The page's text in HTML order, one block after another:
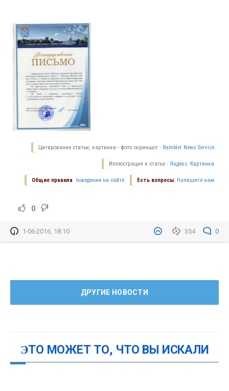
Цитирование статьи, картинки - фото скриншот - Rambler News Service.
Иллюстрация к статье - Яндекс. Картинки.
Есть вопросы. Напишите нам.
Общие правила поведения на сайте.
0
354 0
1-06-2016, 18:10
ДРУГИЕ НОВОСТИ
ЭТО МОЖЕТ ТО, ЧТО ВЫ ИСКАЛИ